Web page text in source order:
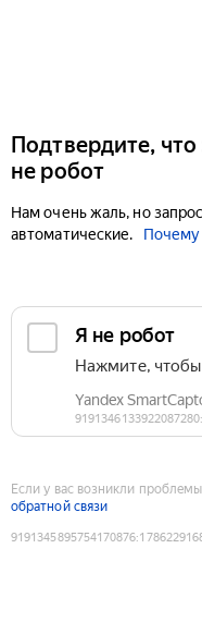
Подтвердите,
не робот
Нам очень жаль, но
автоматические.
Почему
Если у вас возникли
обратной связи
9191345895754170876: